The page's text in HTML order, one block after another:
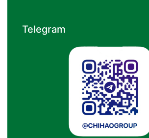
Telegram